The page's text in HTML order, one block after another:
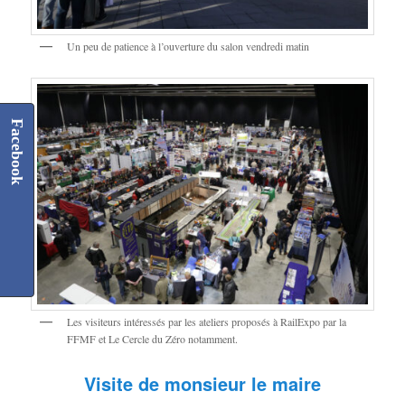
Un peu de patience à l’ouverture du salon vendredi matin
Les visiteurs intéressés par les ateliers proposés à RailExpo par la
FFMF et Le Cercle du Zéro notamment.
Visite de monsieur le maire
Facebook